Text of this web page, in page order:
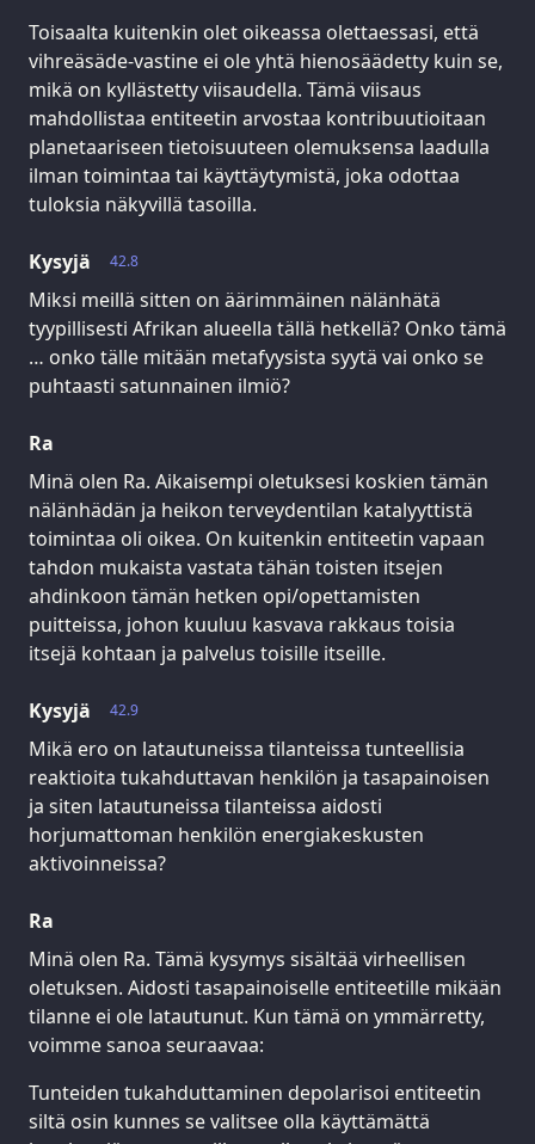
Toisaalta kuitenkin olet oikeassa olettaessasi, että
vihreäsäde-vastine ei ole yhtä hienosäädetty kuin se,
mikä on kyllästetty viisaudella. Tämä viisaus
mahdollistaa entiteetin arvostaa kontribuutioitaan
planetaariseen tietoisuuteen olemuksensa laadulla
ilman toimintaa tai käyttäytymistä, joka odottaa
tuloksia näkyvillä tasoilla.
42.8
Kysyjä
Miksi meillä sitten on äärimmäinen nälänhätä
tyypillisesti Afrikan alueella tällä hetkellä? Onko tämä
… onko tälle mitään metafyysista syytä vai onko se
puhtaasti satunnainen ilmiö?
Ra
Minä olen Ra. Aikaisempi oletuksesi koskien tämän
nälänhädän ja heikon terveydentilan katalyyttistä
toimintaa oli oikea. On kuitenkin entiteetin vapaan
tahdon mukaista vastata tähän toisten itsejen
ahdinkoon tämän hetken opi/opettamisten
puitteissa, johon kuuluu kasvava rakkaus toisia
itsejä kohtaan ja palvelus toisille itseille.
42.9
Kysyjä
Mikä ero on latautuneissa tilanteissa tunteellisia
reaktioita tukahduttavan henkilön ja tasapainoisen
ja siten latautuneissa tilanteissa aidosti
horjumattoman henkilön energiakeskusten
aktivoinneissa?
Ra
Minä olen Ra. Tämä kysymys sisältää virheellisen
oletuksen. Aidosti tasapainoiselle entiteetille mikään
tilanne ei ole latautunut. Kun tämä on ymmärretty,
voimme sanoa seuraavaa:
Tunteiden tukahduttaminen depolarisoi entiteetin
siltä osin kunnes se valitsee olla käyttämättä